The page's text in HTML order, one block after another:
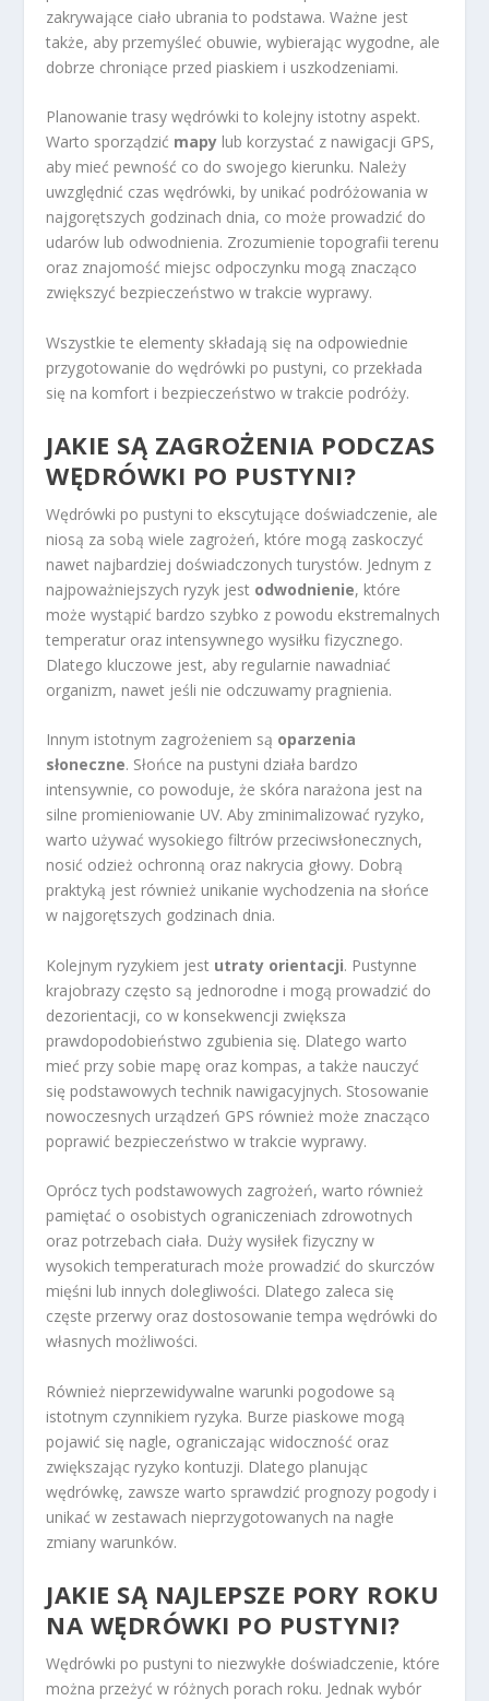
zakrywające ciało ubrania to podstawa. Ważne jest
także, aby przemyśleć obuwie, wybierając wygodne, ale
dobrze chroniące przed piaskiem i uszkodzeniami.
Planowanie trasy wędrówki to kolejny istotny aspekt.
Warto sporządzić mapy lub korzystać z nawigacji GPS,
aby mieć pewność co do swojego kierunku. Należy
uwzględnić czas wędrówki, by unikać podróżowania w
najgorętszych godzinach dnia, co może prowadzić do
udarów lub odwodnienia. Zrozumienie topografii terenu
oraz znajomość miejsc odpoczynku mogą znacząco
zwiększyć bezpieczeństwo w trakcie wyprawy.
Wszystkie te elementy składają się na odpowiednie
przygotowanie do wędrówki po pustyni, co przekłada
się na komfort i bezpieczeństwo w trakcie podróży.
JAKIE SĄ ZAGROŻENIA PODCZAS
WĘDRÓWKI PO PUSTYNI?
Wędrówki po pustyni to ekscytujące doświadczenie, ale
niosą za sobą wiele zagrożeń, które mogą zaskoczyć
nawet najbardziej doświadczonych turystów. Jednym z
najpoważniejszych ryzyk jest odwodnienie, które
może wystąpić bardzo szybko z powodu ekstremalnych
temperatur oraz intensywnego wysiłku fizycznego.
Dlatego kluczowe jest, aby regularnie nawadniać
organizm, nawet jeśli nie odczuwamy pragnienia.
Innym istotnym zagrożeniem są oparzenia
słoneczne. Słońce na pustyni działa bardzo
intensywnie, co powoduje, że skóra narażona jest na
silne promieniowanie UV. Aby zminimalizować ryzyko,
warto używać wysokiego filtrów przeciwsłonecznych,
nosić odzież ochronną oraz nakrycia głowy. Dobrą
praktyką jest również unikanie wychodzenia na słońce
w najgorętszych godzinach dnia.
Kolejnym ryzykiem jest utraty orientacji. Pustynne
krajobrazy często są jednorodne i mogą prowadzić do
dezorientacji, co w konsekwencji zwiększa
prawdopodobieństwo zgubienia się. Dlatego warto
mieć przy sobie mapę oraz kompas, a także nauczyć
się podstawowych technik nawigacyjnych. Stosowanie
nowoczesnych urządzeń GPS również może znacząco
poprawić bezpieczeństwo w trakcie wyprawy.
Oprócz tych podstawowych zagrożeń, warto również
pamiętać o osobistych ograniczeniach zdrowotnych
oraz potrzebach ciała. Duży wysiłek fizyczny w
wysokich temperaturach może prowadzić do skurczów
mięśni lub innych dolegliwości. Dlatego zaleca się
częste przerwy oraz dostosowanie tempa wędrówki do
własnych możliwości.
Również nieprzewidywalne warunki pogodowe są
istotnym czynnikiem ryzyka. Burze piaskowe mogą
pojawić się nagle, ograniczając widoczność oraz
zwiększając ryzyko kontuzji. Dlatego planując
wędrówkę, zawsze warto sprawdzić prognozy pogody i
unikać w zestawach nieprzygotowanych na nagłe
zmiany warunków.
JAKIE SĄ NAJLEPSZE PORY ROKU
NA WĘDRÓWKI PO PUSTYNI?
Wędrówki po pustyni to niezwykłe doświadczenie, które
można przeżyć w różnych porach roku. Jednak wybór